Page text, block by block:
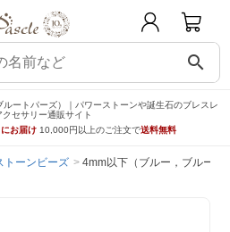
search
ートパーズ）｜パワーストーンや誕生石のブレスレ
クセサリー通販サイト
お届け 10,000円以上のご注文で送料無料
トーンビーズ 4mm以下（ブルー，ブルート